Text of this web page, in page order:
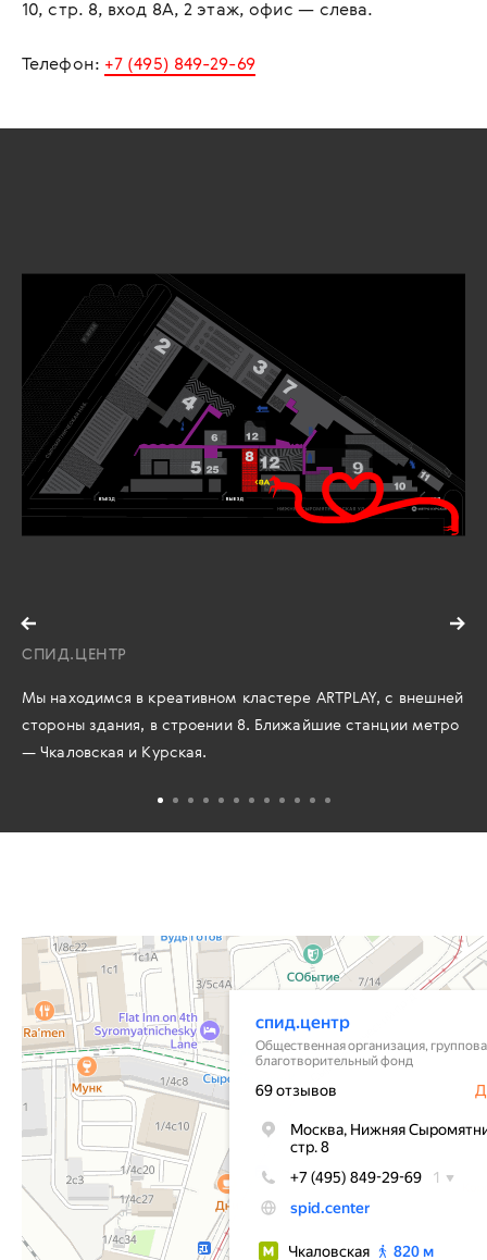
10, стр. 8, вход 8А, 2 этаж, офис — слева.
Телефон: +7 (495) 849-29-69
СПИД.ЦЕНТР
Мы находимся в креативном кластере ARTPLAY, с внешней
стороны здания, в строении 8. Ближайшие станции метро
— Чкаловская и Курская.